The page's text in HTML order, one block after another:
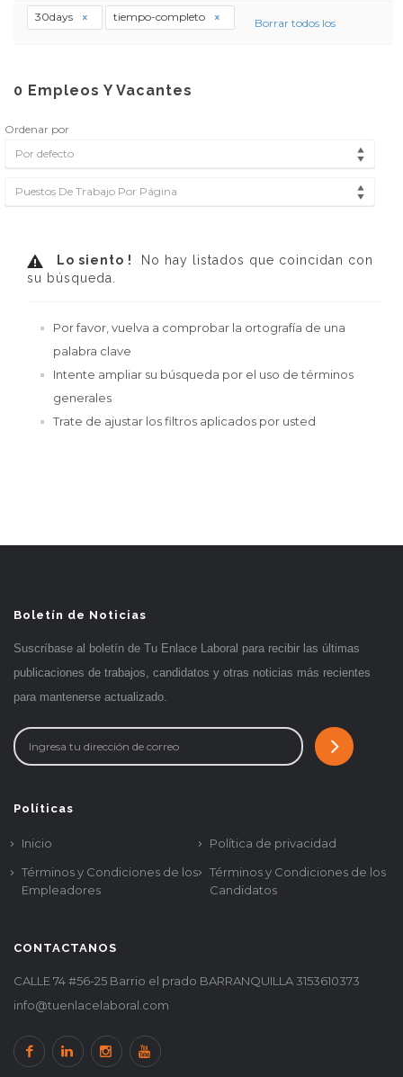
30days tiempo-completo Borrar todos los
0 Empleos Y Vacantes
Ordenar por
Por defecto
Puestos De Trabajo Por Página
Lo siento !
No hay listados que coincidan con
su búsqueda.
Por favor, vuelva a comprobar la ortografía de una
palabra clave
Intente ampliar su búsqueda por el uso de términos
generales
Trate de ajustar los filtros aplicados por usted
Boletín de Noticias
Suscríbase al boletín de Tu Enlace Laboral para recibir las últimas
publicaciones de trabajos, candidatos y otras noticias más recientes
para mantenerse actualizado.
Políticas
Inicio
Política de privacidad
Términos y Condiciones de los
Empleadores
Términos y Condiciones de los
Candidatos
CONTACTANOS
CALLE 74 #56-25 Barrio el prado BARRANQUILLA 3153610373
info@tuenlacelaboral.com